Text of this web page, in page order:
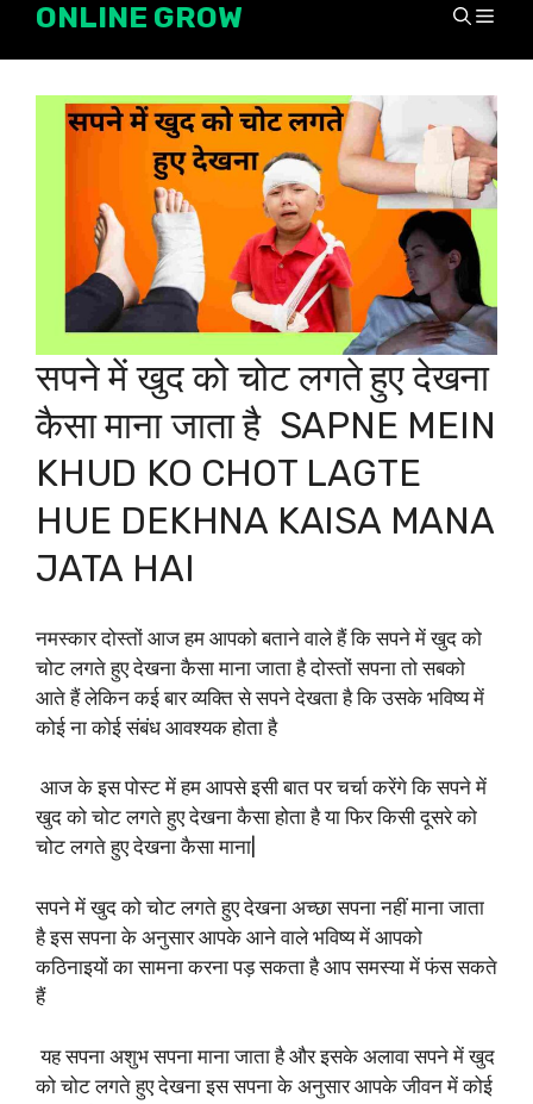
SkipONLINE GROW
सपने में खुद को चोट लगते हुए देखना
कैसा माना जाता है SAPNE MEIN
KHUD KO CHOT LAGTE
HUE DEKHNA KAISA MANA
JATA HAI
नमस्कार दोस्तों आज हम आपको बताने वाले हैं कि सपने में खुद को
चोट लगते हुए देखना कैसा माना जाता है दोस्तों सपना तो सबको
आते हैं लेकिन कई बार व्यक्ति से सपने देखता है कि उसके भविष्य में
कोई ना कोई संबंध आवश्यक होता है
आज के इस पोस्ट में हम आपसे इसी बात पर चर्चा करेंगे कि सपने में
खुद को चोट लगते हुए देखना कैसा होता है या फिर किसी दूसरे को
चोट लगते हुए देखना कैसा माना|
सपने में खुद को चोट लगते हुए देखना अच्छा सपना नहीं माना जाता
है इस सपना के अनुसार आपके आने वाले भविष्य में आपको
कठिनाइयों का सामना करना पड़ सकता है आप समस्या में फंस सकते
हैं
यह सपना अशुभ सपना माना जाता है और इसके अलावा सपने में खुद
को चोट लगते हुए देखना इस सपना के अनुसार आपके जीवन में कोई